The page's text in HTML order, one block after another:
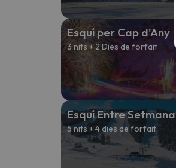
Esquí per Cap d'Any
3 nits + 2 Dies de forfait
Esquí Entre Setmana
5 nits + 4 dies de forfait